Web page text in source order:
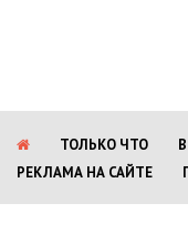
ТОЛЬКО ЧТО
РЕКЛАМА НА САЙТЕ